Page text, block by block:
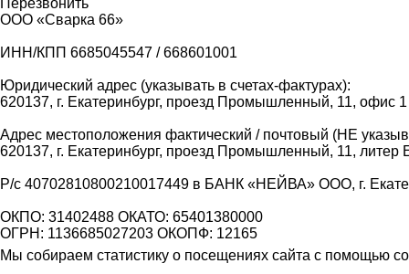
ООО «Сварка 66»
ИНН/КПП 6685045547 / 668601001
Юридический адрес (указывать в счетах-фактурах):
620137, г. Екатеринбург, проезд Промышленный, 11, офис 1
Адрес местоположения фактический / почтовый (НЕ
620137, г. Екатеринбург, проезд Промышленный, 11, литер
Р/с 40702810800210017449 в БАНК «НЕЙВА» ООО, г.
ОКПО: 31402488 ОКАТО: 65401380000
ОГРН: 1136685027203 ОКОПФ: 12165
Мы собираем статистику о посещениях сайта с помощью